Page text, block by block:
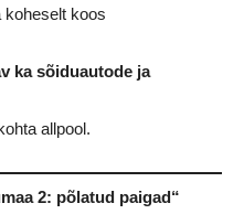
koheselt koos
ka sõiduautode ja
allpool.
2: põlatud paigad“